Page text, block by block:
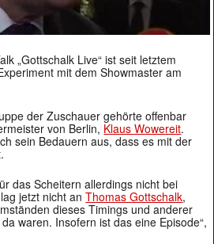
„Gottschalk Live“ ist seit letztem
mit dem Showmaster am
der Zuschauer gehörte offenbar
von Berlin, Klaus Wowereit.
sein Bedauern aus, dass es mit der
das Scheitern allerdings nicht bei
jetzt nicht anThomas Gottschalk,
dieses Timings und anderer
waren. Insofern ist das eine Episode“,